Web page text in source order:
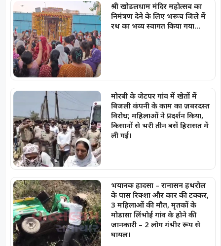
श्री खोडलधाम मंदिर महोत्सव का
निमंत्रण देने के लिए भरूच जिले में
रथ का भव्य स्वागत किया गया…
मोरबी के जेटपर गांव में खेतों में
बिजली कंपनी के काम का ज़बरदस्त
विरोध; महिलाओं ने प्रदर्शन किया,
किसानों से भरी तीन बसें हिरासत में
ली गईं।
भयानक हादसा – रानासन हथरोल
के पास रिक्शा और कार की टक्कर,
3 महिलाओं की मौत, मृतकों के
मोडासा लिंभोई गांव के होने की
जानकारी – 2 लोग गंभीर रूप से
घायल।